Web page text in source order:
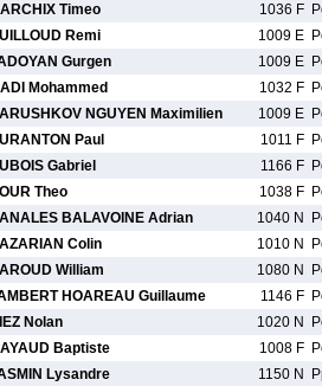
Timeo 1036 F
Remi 1009 E
Gurgen 1009 E
Mohammed 1032 F
NGUYEN Maximilien 1009 E
Paul 1011 F
Gabriel 1166 F
Theo 1038 F
BALAVOINE Adrian 1040 N
Colin 1010 N
William 1080 N
HOAREAU Guillaume 1146 F
Nolan 1020 N
Baptiste 1008 F
Lysandre 1150 N